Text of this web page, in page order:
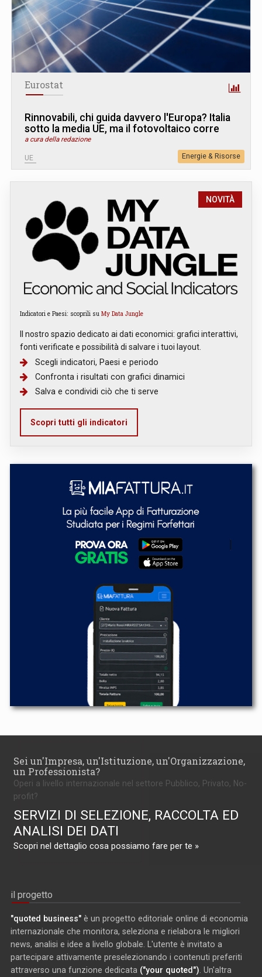
Eurostat
Rinnovabili, chi guida davvero l'Europa? Italia
sotto la media UE, ma il fotovoltaico corre
a cura della redazione
UE Energie & Risorse
NOVITÀ
Indicatori e Paesi: scoprili su My Data Jungle
Il nostro spazio dedicato ai dati economici: grafici interattivi,
fonti verificate e possibilità di salvare i tuoi layout.
Scegli indicatori, Paesi e periodo
Confronta i risultati con grafici dinamici
Salva e condividi ciò che ti serve
Scopri tutti gli indicatori
Sei un'Impresa, un'Istituzione, un'Organizzazione,
un Professionista?
Operi a livello internazionale nel settore Pubblico, Privato, No-
profit?
SERVIZI DI SELEZIONE, RACCOLTA ED
ANALISI DEI DATI
Scopri nel dettaglio cosa possiamo fare per te »
il progetto
"quoted business" è un progetto editoriale online di economia
internazionale che monitora, seleziona e rielabora le migliori
news, analisi e idee a livello globale. L'utente è invitato a
partecipare attivamente preselezionando i contenuti preferiti
attraverso una funzione dedicata ("your quoted") . Un'altra